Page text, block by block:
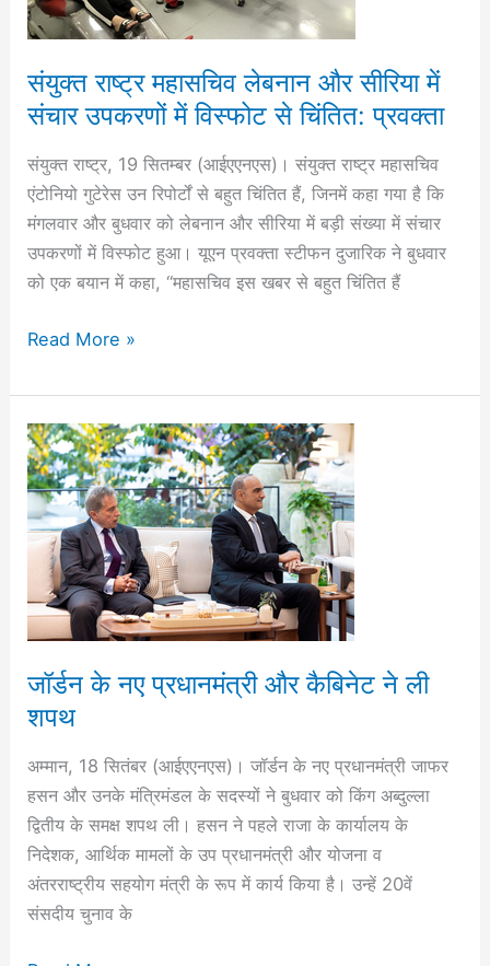
संयुक्त राष्ट्र महासचिव लेबनान और सीरिया में
संचार उपकरणों में विस्फोट से चिंतित: प्रवक्ता
संयुक्त राष्ट्र, 19 सितम्बर (आईएएनएस)। संयुक्त राष्ट्र महासचिव
एंटोनियो गुटेरेस उन रिपोर्टों से बहुत चिंतित हैं, जिनमें कहा गया है कि
मंगलवार और बुधवार को लेबनान और सीरिया में बड़ी संख्या में संचार
उपकरणों में विस्फोट हुआ। यूएन प्रवक्ता स्टीफन दुजारिक ने बुधवार
को एक बयान में कहा, “महासचिव इस खबर से बहुत चिंतित हैं
में
संचार
उपकरणों
विस्फोट
से
चिंतित:
प्रवक्ता
Read More »
जॉर्डन के नए प्रधानमंत्री और कैबिनेट ने ली
शपथ
अम्मान, 18 सितंबर (आईएएनएस)। जॉर्डन के नए प्रधानमंत्री जाफर
हसन और उनके मंत्रिमंडल के सदस्यों ने बुधवार को किंग अब्दुल्ला
द्वितीय के समक्ष शपथ ली। हसन ने पहले राजा के कार्यालय के
निदेशक, आर्थिक मामलों के उप प्रधानमंत्री और योजना व
अंतरराष्ट्रीय सहयोग मंत्री के रूप में कार्य किया है। उन्हें 20वें
संसदीय चुनाव के
जॉर्डन
के
नए
प्रधानमंत्री
और
कैबिनेट
ने
ली
शपथ